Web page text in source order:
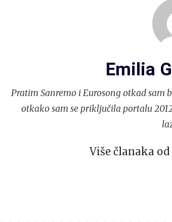
Emilia
Pratim Sanremo i Eurosong otkad
otkako sam se priključila portalu
Više članaka od